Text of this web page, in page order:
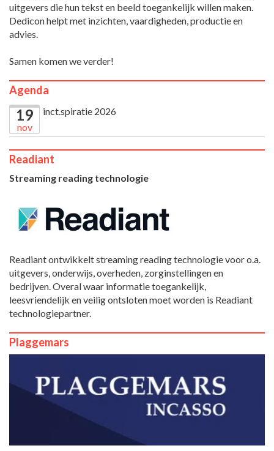
uitgevers die hun tekst en beeld toegankelijk willen maken.
Dedicon helpt met inzichten, vaardigheden, productie en
advies.
Samen komen we verder!
Agenda
19
nov
inct.spiratie 2026
Readiant
Streaming reading technologie
Readiant ontwikkelt streaming reading technologie voor o.a.
uitgevers, onderwijs, overheden, zorginstellingen en
bedrijven. Overal waar informatie toegankelijk,
leesvriendelijk en veilig ontsloten moet worden is Readiant
technologiepartner.
Plaggemars